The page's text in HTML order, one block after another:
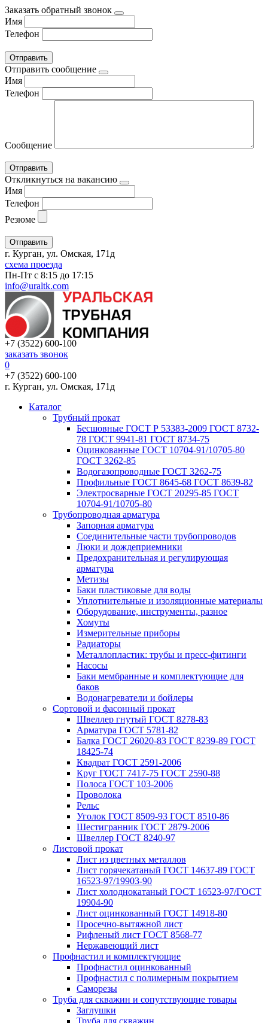
Заказать обратный звонок
Имя
Телефон
Отправить сообщение
Имя
Телефон
Сообщение
Откликнуться на вакансию
Имя
Телефон
Резюме
г. Курган, ул. Омская, 171д
схема проезда
Пн-Пт с 8:15 до 17:15
info@uraltk.com
+7 (3522) 600-100
заказать звонок
0
+7 (3522) 600-100
г. Курган, ул. Омская, 171д
Каталог
Трубный прокат
Беcшовные ГОСТ Р 53383-2009 ГОСТ 8732-
78 ГОСТ 9941-81 ГОСТ 8734-75
Оцинкованные ГОСТ 10704-91/10705-80
ГОСТ 3262-85
Водогазопроводные ГОСТ 3262-75
Профильные ГОСТ 8645-68 ГОСТ 8639-82
Электросварные ГОСТ 20295-85 ГОСТ
10704-91/10705-80
Трубопроводная арматура
Запорная арматура
Соединительные части трубопроводов
Люки и дождеприемники
Предохранительная и регулирующая
арматура
Метизы
Баки пластиковые для воды
Уплотнительные и изоляционные материалы
Оборудование, инструменты, разное
Хомуты
Измерительные приборы
Радиаторы
Металлопластик: трубы и пресс-фитинги
Насосы
Баки мембранные и комплектующие для
баков
Водонагреватели и бойлеры
Сортовой и фасонный прокат
Швеллер гнутый ГОСТ 8278-83
Арматура ГОСТ 5781-82
Балка ГОСТ 26020-83 ГОСТ 8239-89 ГОСТ
18425-74
Квадрат ГОСТ 2591-2006
Круг ГОСТ 7417-75 ГОСТ 2590-88
Полоса ГОСТ 103-2006
Проволока
Рельс
Уголок ГОСТ 8509-93 ГОСТ 8510-86
Шестигранник ГОСТ 2879-2006
Швеллер ГОСТ 8240-97
Листовой прокат
Лист из цветных металлов
Лист горячекатаный ГОСТ 14637-89 ГОСТ
16523-97/19903-90
Лист холоднокатаный ГОСТ 16523-97/ГОСТ
19904-90
Лист оцинкованный ГОСТ 14918-80
Просечно-вытяжной лист
Рифленый лист ГОСТ 8568-77
Нержавеющий лист
Профнастил и комплектующие
Профнастил оцинкованный
Профнастил с полимерным покрытием
Саморезы
Труба для скважин и сопутствующие товары
Заглушки
Труба для скважин